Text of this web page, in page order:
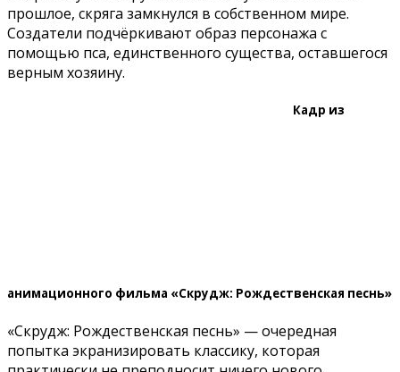
прошлое, скряга замкнулся в собственном мире.
Создатели подчёркивают образ персонажа с
помощью пса, единственного существа, оставшегося
верным хозяину.
Кадр из
анимационного фильма «Скрудж: Рождественская песнь»
«Скрудж: Рождественская песнь» — очередная
попытка экранизировать классику, которая